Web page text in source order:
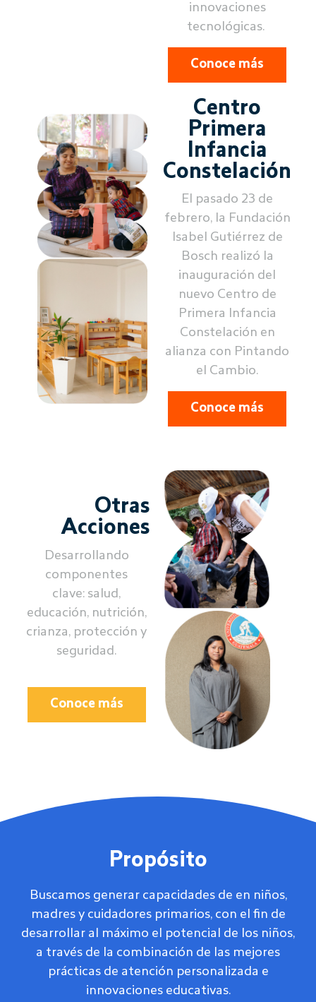
innovaciones
tecnológicas.
Conoce más
Centro
Primera
Infancia
Constelación
El pasado 23 de
febrero, la Fundación
Isabel Gutiérrez de
Bosch realizó la
inauguración del
nuevo Centro de
Primera Infancia
Constelación en
alianza con Pintando
el Cambio.
Conoce más
Otras
Acciones
Desarrollando
componentes
clave: salud,
educación, nutrición,
crianza, protección y
seguridad.
Conoce más
Propósito
Buscamos generar capacidades de en niños,
madres y cuidadores primarios, con el fin de
desarrollar al máximo el potencial de los niños,
a través de la combinación de las mejores
prácticas de atención personalizada e
innovaciones educativas.